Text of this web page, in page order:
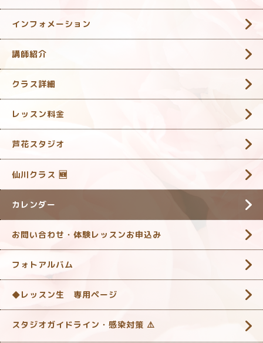
インフォメーション
講師紹介
クラス詳細
レッスン料金
芦花スタジオ
仙川クラス 🆕
カレンダー
お問い合わせ・体験レッスンお申込み
フォトアルバム
◆レッスン生 専用ページ
スタジオガイドライン・感染対策 ‎⚠️